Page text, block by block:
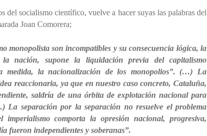
del socialismo científico, vuelve a hacer suyas las palabras del
Joan Comorera;
monopolista son incompatibles y su consecuencia lógica, la
nación, supone la liquidación previa del capitalismo
medida, la nacionalización de los monopolios”. (…) La
reaccionaria, ya que en nuestro caso concreto, Cataluña,
saldría de una órbita de explotación nacional para
separación por la separación no resuelve el problema
comporta la opresión nacional, progresiva,
fueron independientes y soberanas”.